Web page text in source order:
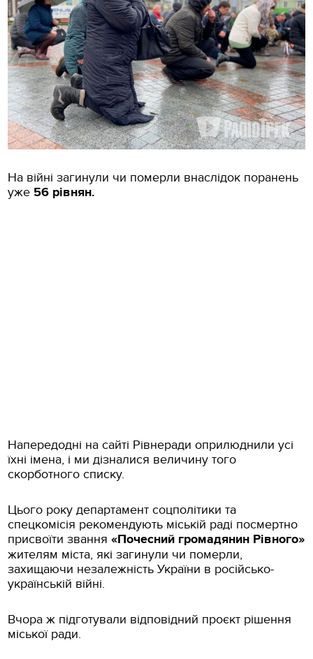
На війні загинули чи померли внаслідок поранень
уже 56 рівнян.
Напередодні на сайті Рівнеради оприлюднили усі
їхні імена, і ми дізналися величину того
скорботного списку.
Цього року департамент соцполітики та
спецкомісія рекомендують міській раді посмертно
присвоїти звання«Почесний громадянин Рівного»
жителям міста, які загинули чи померли,
захищаючи незалежність України в російсько-
українській війні.
Вчора ж підготували відповідний проєкт рішення
міської ради.